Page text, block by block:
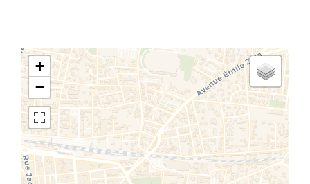
+
−